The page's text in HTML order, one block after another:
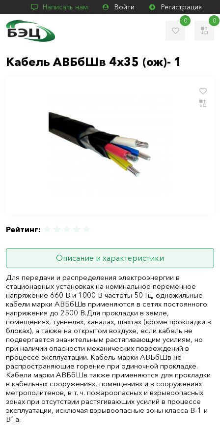
Написать нам Войти Регистрация
0 0
Кабель АВБбШв 4х35 (ож)- 1
Рейтинг:
Описание и характеристики
Для передачи и распределения электроэнергии в
стационарных установках на номинальное переменное
напряжение 660 В и 1000 В частоты 50 Гц, одножильные
кабели марки АВБбШв применяются в сетях постоянного
напряжения до 2500 В.Для прокладки в земле,
помещениях, туннелях, каналах, шахтах (кроме прокладки в
блоках), а также на открытом воздухе, если кабель не
подвергается значительным растягивающим усилиям, но
при наличии опасности механических повреждений в
процессе эксплуатации. Кабель марки АВБбШв не
распространяющие горение при одиночной прокладке.
Кабели марки АВБбШв также применяются для прокладки
в кабельных сооружениях, помещениях и в сооружениях
метрополитенов, в т. ч. пожароопасных и взрывоопасных
зонах при отсутствии растягивающих усилий в процессе
эксплуатации, исключая взрывоопасные зоны класса В-1 и
В1а.